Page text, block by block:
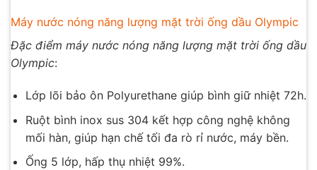
Máy nước nóng năng lượng mặt trời ống dầu Olympic
Đặc điểm máy nước nóng năng lượng mặt trời ống dầu
Olympic:
Lớp lõi bảo ôn Polyurethane giúp bình giữ nhiệt 72h.
Ruột bình inox sus 304 kết hợp công nghệ không
mối hàn, giúp hạn chế tối đa rò rỉ nước, máy bền.
Ống 5 lớp, hấp thụ nhiệt 99%.